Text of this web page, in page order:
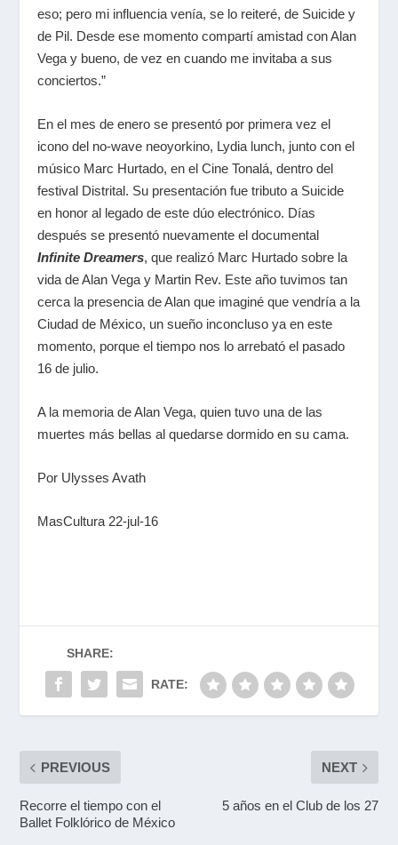
eso; pero mi influencia venía, se lo reiteré, de Suicide y
de Pil. Desde ese momento compartí amistad con Alan
Vega y bueno, de vez en cuando me invitaba a sus
conciertos.”
En el mes de enero se presentó por primera vez el
icono del no-wave neoyorkino, Lydia lunch, junto con el
músico Marc Hurtado, en el Cine Tonalá, dentro del
festival Distrital. Su presentación fue tributo a Suicide
en honor al legado de este dúo electrónico. Días
después se presentó nuevamente el documental
Infinite Dreamers, que realizó Marc Hurtado sobre la
vida de Alan Vega y Martin Rev. Este año tuvimos tan
cerca la presencia de Alan que imaginé que vendría a la
Ciudad de México, un sueño inconcluso ya en este
momento, porque el tiempo nos lo arrebató el pasado
16 de julio.
A la memoria de Alan Vega, quien tuvo una de las
muertes más bellas al quedarse dormido en su cama.
Por Ulysses Avath
MasCultura 22-jul-16
SHARE:
RATE:
PREVIOUS
Recorre el tiempo con el
Ballet Folklórico de México
NEXT
5 años en el Club de los 27